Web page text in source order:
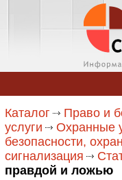
Каталог
Право и
услуги
Охранные
безопасности,
сигнализация
правдой и ложью